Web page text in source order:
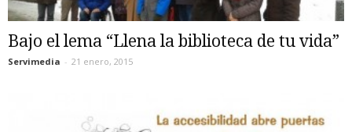
Bajo el lema “Llena la biblioteca de tu vida”
Servimedia - 21 enero, 2015